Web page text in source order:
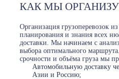
КАК МЫ
Организация грузоперевозок
планирования и знания всех
доставки. Мы начинаем с
выбора оптимального
срочности и объёма груза мы
Автомобильную доставку
Азии и Россию;